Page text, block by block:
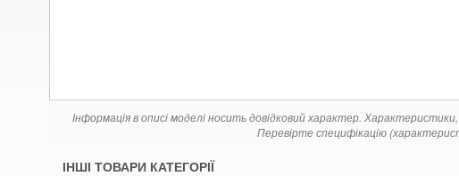
Інформація в описі моделі носить довідковий характер.
Перевірте специфікацію
ІНШІ ТОВАРИ КАТЕГОРІЇ